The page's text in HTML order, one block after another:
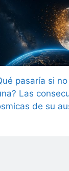
pasaría si
Las
de su